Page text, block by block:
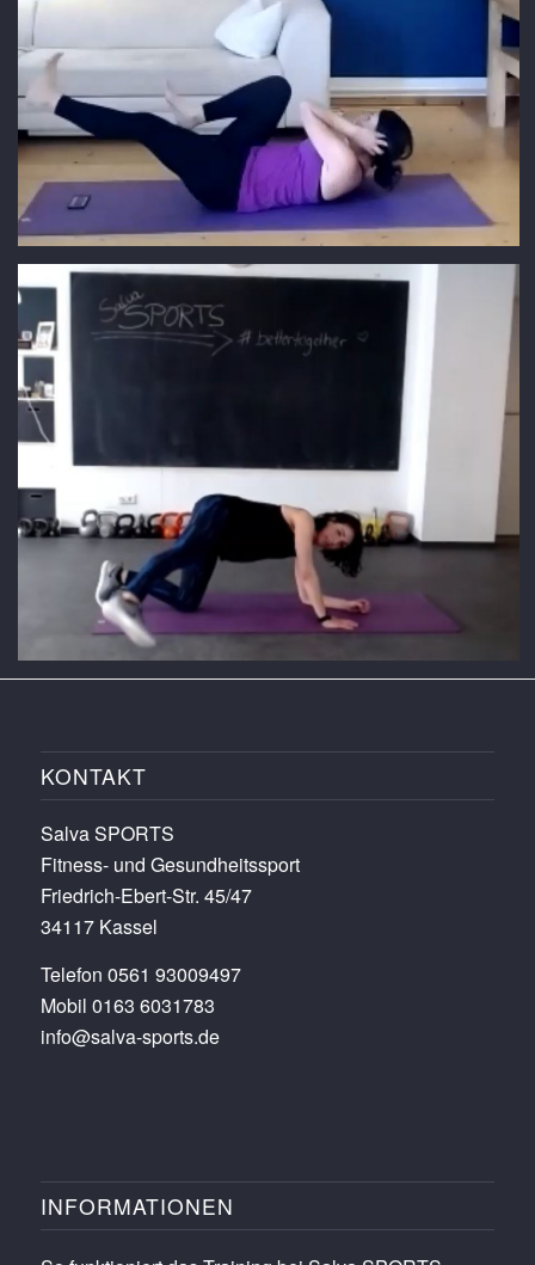
KONTAKT
Salva SPORTS
Fitness- und Gesundheitssport
Friedrich-Ebert-Str. 45/47
34117 Kassel
Telefon 0561 93009497
Mobil 0163 6031783
info@salva-sports.de
INFORMATIONEN